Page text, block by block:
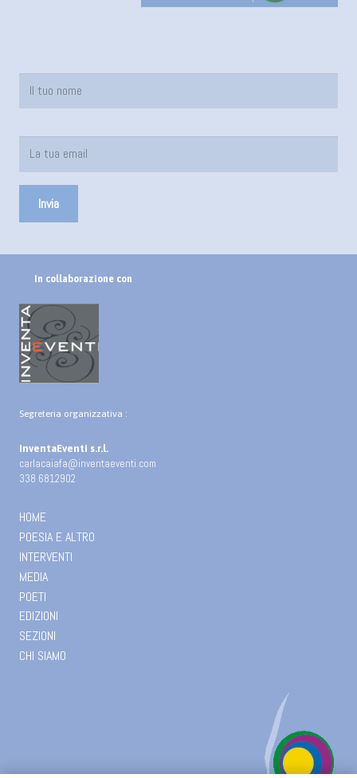
In collaborazione con
Segreteria organizzativa :
InventaEventi s.r.l.
carlacaiafa@inventaeventi.com
338 6812902
HOME
POESIA E ALTRO
INTERVENTI
MEDIA
POETI
EDIZIONI
SEZIONI
CHI SIAMO